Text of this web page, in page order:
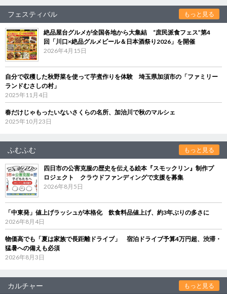
フェスティバル もっと見る
絶品屋台グルメが全国各地から大集結 “庶民派食フェス”第4
回「川口×絶品グルメビール＆日本酒祭り2026」を開催
2026年4月15日
自分で収穫した秋野菜を使って芋煮作りを体験 埼玉県加須市の「ファミリー
ランドむさしの村」
2025年11月4日
春だけじゃもったいないさくらの名所、加治川で秋のマルシェ
2025年10月23日
ふむふむ もっと見る
四日市の公害克服の歴史を伝える絵本『スモックリン』制作プ
ロジェクト クラウドファンディングで支援を募集
2026年8月5日
「中東発」値上げラッシュが本格化 飲食料品値上げ、約3年ぶりの多さに
2026年8月4日
物価高でも「夏は家族で長距離ドライブ」 宿泊ドライブ予算4万円超、渋滞・
猛暑への備えも必須
2026年8月3日
カルチャー もっと見る